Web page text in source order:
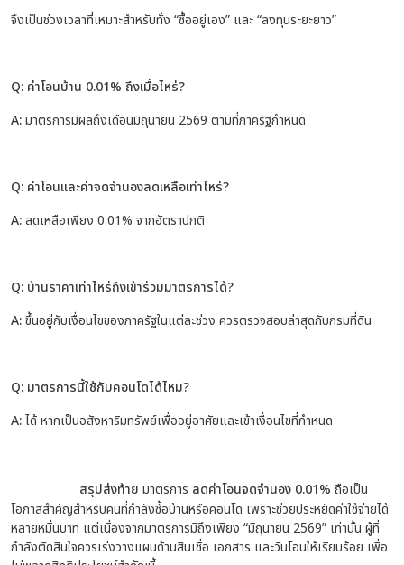
จึงเป็นช่วงเวลาที่เหมาะสำหรับทั้ง “ซื้ออยู่เอง” และ “ลงทุนระยะยาว”
Q: ค่าโอนบ้าน 0.01% ถึงเมื่อไหร่?
A:มาตรการมีผลถึงเดือนมิถุนายน 2569 ตามที่ภาครัฐกำหนด
Q: ค่าโอนและค่าจดจำนองลดเหลือเท่าไหร่?
A:ลดเหลือเพียง 0.01% จากอัตราปกติ
Q: บ้านราคาเท่าไหร่ถึงเข้าร่วมมาตรการได้?
A:ขึ้นอยู่กับเงื่อนไขของภาครัฐในแต่ละช่วง ควรตรวจสอบล่าสุดกับกรมที่ดิน
Q: มาตรการนี้ใช้กับคอนโดได้ไหม?
A:ได้ หากเป็นอสังหาริมทรัพย์เพื่ออยู่อาศัยและเข้าเงื่อนไขที่กำหนด
สรุปส่งท้าย มาตรการ ลดค่าโอนจดจำนอง 0.01% ถือเป็น
โอกาสสำคัญสำหรับคนที่กำลังซื้อบ้านหรือคอนโด เพราะช่วยประหยัดค่าใช้จ่ายได้
หลายหมื่นบาท แต่เนื่องจากมาตรการมีถึงเพียง “มิถุนายน 2569” เท่านั้น ผู้ที่
กำลังตัดสินใจควรเร่งวางแผนด้านสินเชื่อ เอกสาร และวันโอนให้เรียบร้อย เพื่อ